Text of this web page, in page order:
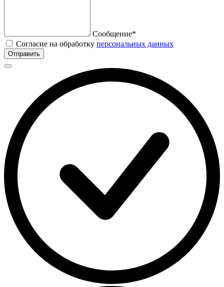
Сообщение*
Согласие на обработку персональных данных
Отправить